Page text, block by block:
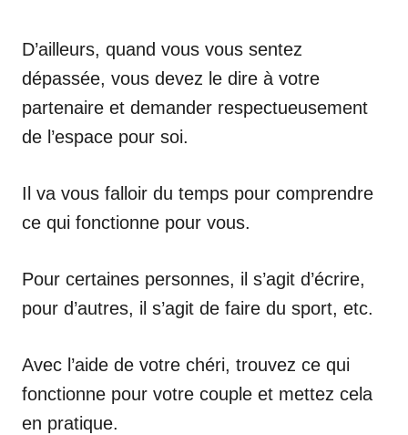
D’ailleurs, quand vous vous sentez
dépassée, vous devez le dire à votre
partenaire et demander respectueusement
de l’espace pour soi.
Il va vous falloir du temps pour comprendre
ce qui fonctionne pour vous.
Pour certaines personnes, il s’agit d’écrire,
pour d’autres, il s’agit de faire du sport, etc.
Avec l’aide de votre chéri, trouvez ce qui
fonctionne pour votre couple et mettez cela
en pratique.